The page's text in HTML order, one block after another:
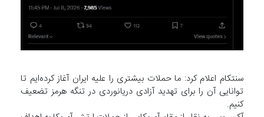
سنتکام اعلام کرد: ما حملات بیشتری را علیه ایران آغاز کرده‌ایم تا
توانایی آن را برای تهدید آزادی دریانوردی در تنگه هرمز تضعیف
کنیم.